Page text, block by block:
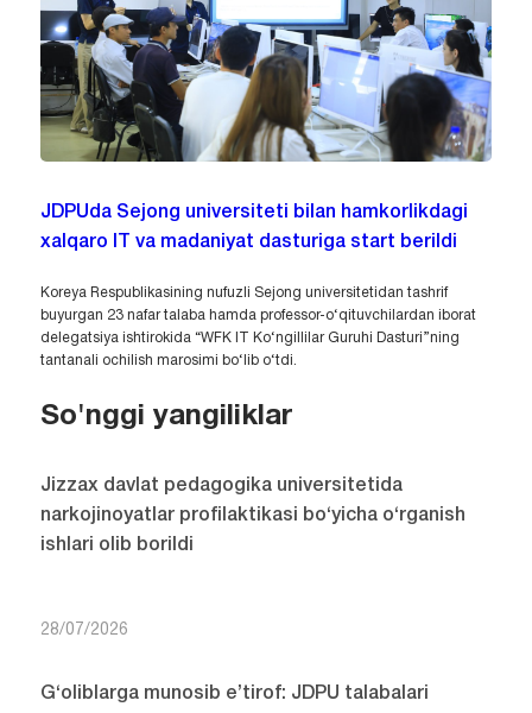
JDPUda Sejong universiteti bilan hamkorlikdagi
xalqaro IT va madaniyat dasturiga start berildi
Koreya Respublikasining nufuzli Sejong universitetidan tashrif
buyurgan 23 nafar talaba hamda professor-o‘qituvchilardan iborat
delegatsiya ishtirokida “WFK IT Ko‘ngillilar Guruhi Dasturi”ning
tantanali ochilish marosimi bo‘lib o‘tdi.
So'nggi yangiliklar
Jizzax davlat pedagogika universitetida
narkojinoyatlar profilaktikasi bo‘yicha o‘rganish
ishlari olib borildi
28/07/2026
G‘oliblarga munosib e’tirof: JDPU talabalari